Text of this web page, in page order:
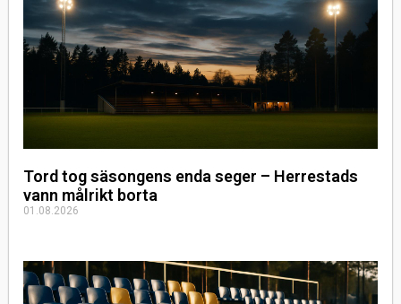
Tord tog säsongens enda seger – Herrestads
vann målrikt borta
01.08.2026